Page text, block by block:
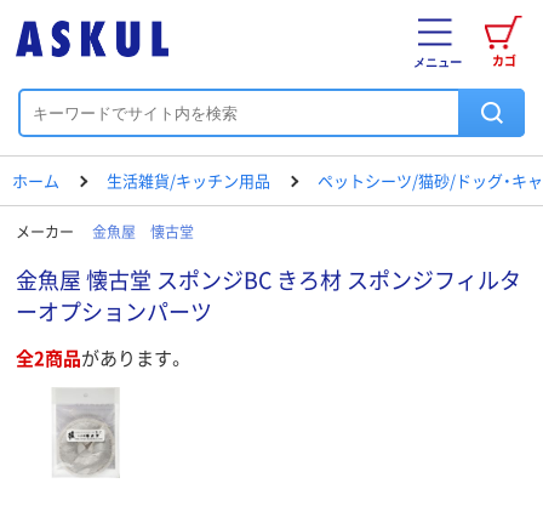
カゴ
メニュー
ホーム 生活雑貨/キッチン用品 ペットシーツ/猫砂/ドッグ・キ
メーカー 金魚屋 懐古堂
金魚屋 懐古堂 スポンジBC きろ材 スポンジフィルタ
ーオプションパーツ
全2商品があります。